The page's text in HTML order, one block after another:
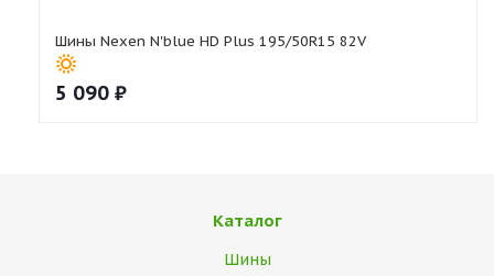
Шины Nexen N'blue HD Plus 195/50R15 82V
5 090 ₽
Каталог
Шины